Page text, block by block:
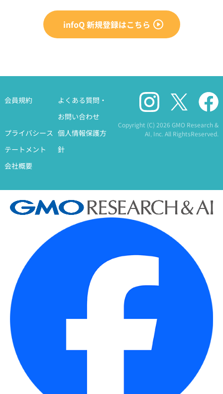
infoQ 新規登録はこちら
会員規約
よくある質問・
お問い合わせ
プライバシース
テートメント
個人情報保護方
針
会社概要
Copyright (C)2026 GMO Research &
AI, Inc. All RightsReserved.